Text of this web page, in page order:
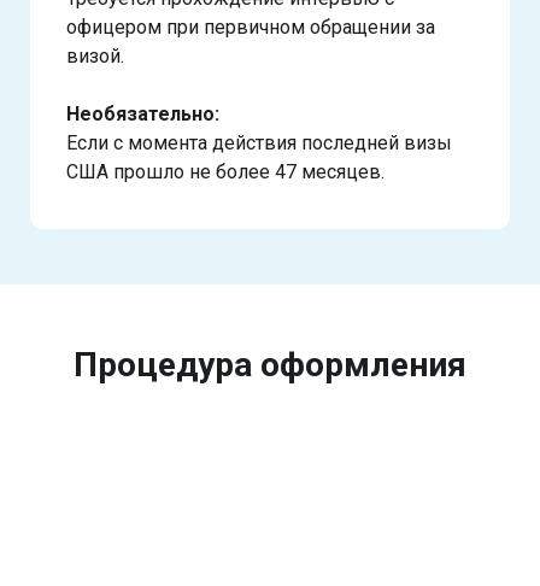
офицером при первичном обращении за
визой.
Необязательно:
Если с момента действия последней визы
США прошло не более 47 месяцев.
Процедура оформления